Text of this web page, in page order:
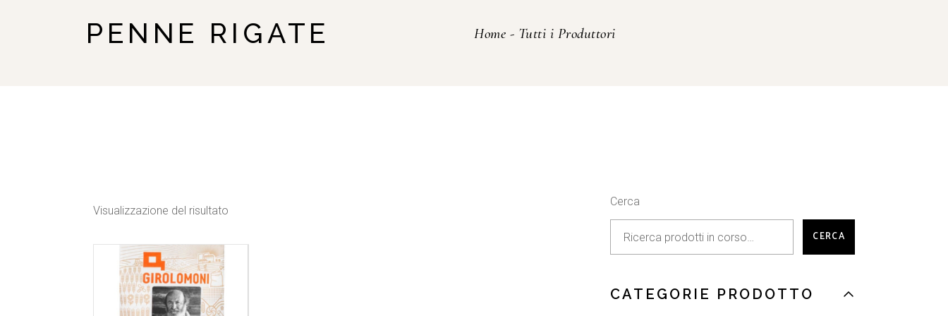
PENNE RIGATE Home - Tutti i Produttori
Visualizzazione del risultato
Cerca
CERCA
CATEGORIE PRODOTTO